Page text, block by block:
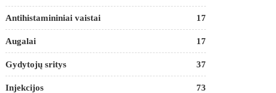
Antihistamininiai vaistai 17
Augalai 17
Gydytojų sritys 37
Injekcijos 73